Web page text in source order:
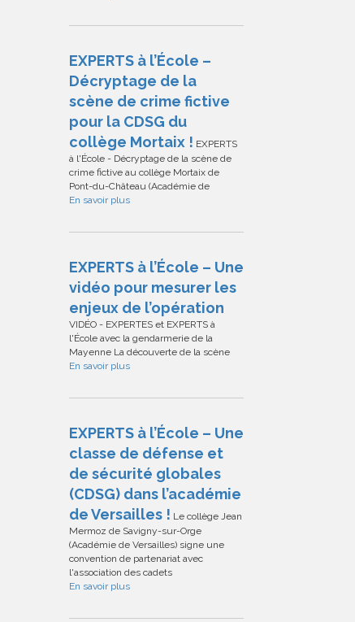
EXPERTS à l’École –
Décryptage de la
scène de crime fictive
pour la CDSG du
collège Mortaix ! EXPERTS
à l'École - Décryptage de la scène de
crime fictive au collège Mortaix de
Pont-du-Château (Académie de
En savoir plus
EXPERTS à l’École – Une
vidéo pour mesurer les
enjeux de l’opération
VIDÉO - EXPERTES et EXPERTS à
l'École avec la gendarmerie de la
Mayenne La découverte de la scène
En savoir plus
EXPERTS à l’École – Une
classe de défense et
de sécurité globales
(CDSG) dans l’académie
de Versailles ! Le collège Jean
Mermoz de Savigny-sur-Orge
(Académie de Versailles) signe une
convention de partenariat avec
l'association des cadets
En savoir plus